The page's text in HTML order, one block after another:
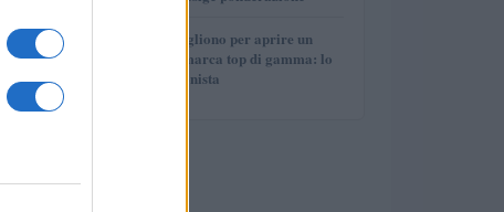
5
Quanti soldi ci vogliono per aprire un
autosalone multimarca top di gamma: lo
spiega il professionista